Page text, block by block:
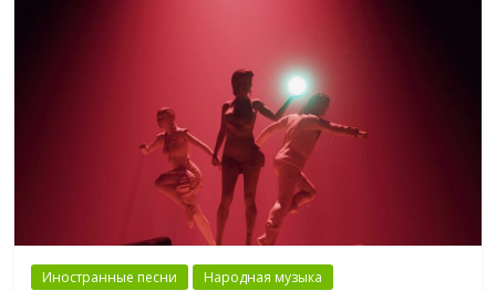
Иностранные песни Народная музыка